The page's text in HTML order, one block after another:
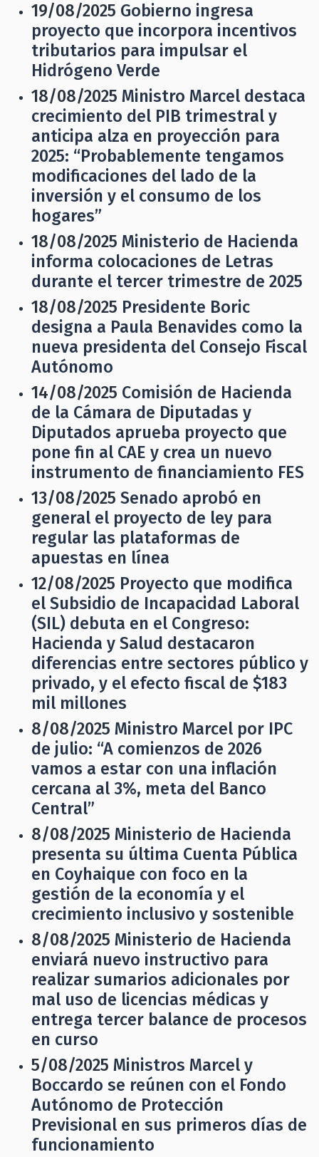
19/08/2025 Gobierno ingresa
proyecto que incorpora incentivos
tributarios para impulsar el
Hidrógeno Verde
18/08/2025 Ministro Marcel destaca
crecimiento del PIB trimestral y
anticipa alza en proyección para
2025: “Probablemente tengamos
modificaciones del lado de la
inversión y el consumo de los
hogares”
18/08/2025 Ministerio de Hacienda
informa colocaciones de Letras
durante el tercer trimestre de 2025
18/08/2025 Presidente Boric
designa a Paula Benavides como la
nueva presidenta del Consejo Fiscal
Autónomo
14/08/2025 Comisión de Hacienda
de la Cámara de Diputadas y
Diputados aprueba proyecto que
pone fin al CAE y crea un nuevo
instrumento de financiamiento FES
13/08/2025 Senado aprobó en
general el proyecto de ley para
regular las plataformas de
apuestas en línea
12/08/2025 Proyecto que modifica
el Subsidio de Incapacidad Laboral
(SIL) debuta en el Congreso:
Hacienda y Salud destacaron
diferencias entre sectores público y
privado, y el efecto fiscal de $183
mil millones
8/08/2025 Ministro Marcel por IPC
de julio: “A comienzos de 2026
vamos a estar con una inflación
cercana al 3%, meta del Banco
Central”
8/08/2025 Ministerio de Hacienda
presenta su última Cuenta Pública
en Coyhaique con foco en la
gestión de la economía y el
crecimiento inclusivo y sostenible
8/08/2025 Ministerio de Hacienda
enviará nuevo instructivo para
realizar sumarios adicionales por
mal uso de licencias médicas y
entrega tercer balance de procesos
en curso
5/08/2025 Ministros Marcel y
Boccardo se reúnen con el Fondo
Autónomo de Protección
Previsional en sus primeros días de
funcionamiento